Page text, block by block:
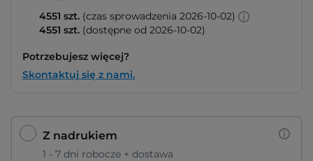
4551 szt. (czas sprowadzenia 2026-10-02)
4551 szt. (dostępne od 2026-10-02)
Potrzebujesz więcej?
Skontaktuj się z nami.
Z nadrukiem
1 - 7 dni robocze + dostawa